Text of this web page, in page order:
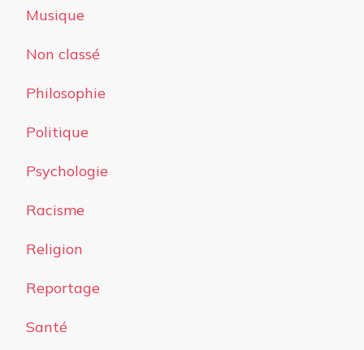
Musique
Non classé
Philosophie
Politique
Psychologie
Racisme
Religion
Reportage
Santé